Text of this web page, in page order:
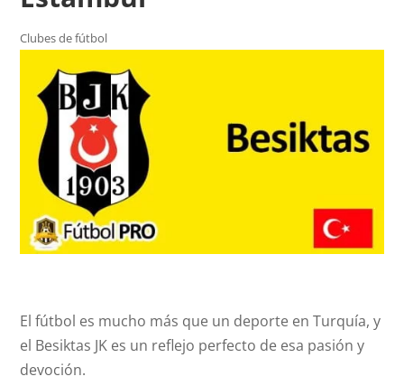
Clubes de fútbol
El fútbol es mucho más que un deporte en Turquía, y
el Besiktas JK es un reflejo perfecto de esa pasión y
devoción.